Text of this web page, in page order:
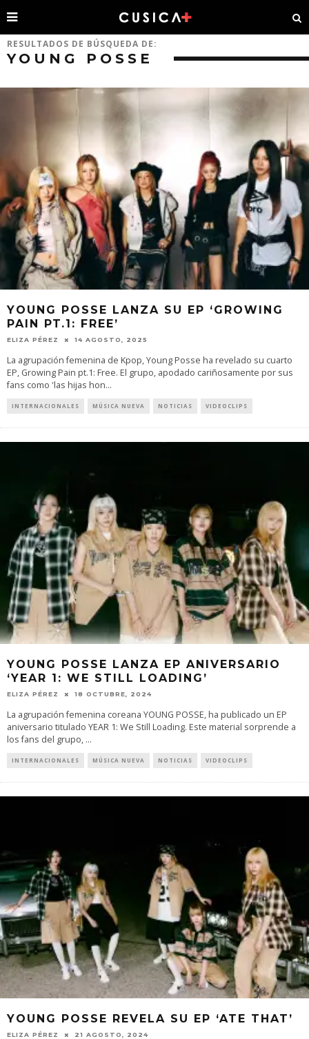
RESULTADOS DE BÚSQUEDA DE:
YOUNG POSSE
YOUNG POSSE LANZA SU EP ‘GROWING
PAIN PT.1: FREE’
ELIZA PÉREZ 14 AGOSTO, 2025
La agrupación femenina de Kpop, Young Posse ha revelado su cuarto
EP, Growing Pain pt.1: Free. El grupo, apodado cariñosamente por sus
fans como 'las hijas hon...
INTERNACIONALES MÚSICA NUEVA NOTICIAS VIDEOCLIPS
YOUNG POSSE LANZA EP ANIVERSARIO
‘YEAR 1: WE STILL LOADING’
ELIZA PÉREZ 18 OCTUBRE, 2024
La agrupación femenina coreana YOUNG POSSE, ha publicado un EP
aniversario titulado YEAR 1: We Still Loading. Este material sorprende a
los fans del grupo, ...
INTERNACIONALES MÚSICA NUEVA NOTICIAS VIDEOCLIPS
YOUNG POSSE REVELA SU EP ‘ATE THAT’
ELIZA PÉREZ 21 AGOSTO, 2024